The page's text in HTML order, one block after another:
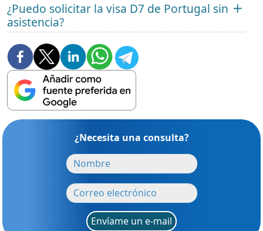
¿Puedo solicitar la visa D7 de Portugal sin
asistencia?
¿Necesita una consulta?
Envíame un e-mail